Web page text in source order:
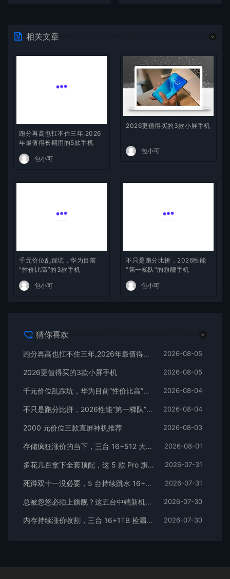
相关文章
跑分再高也扛不住三年,2026
年最值得长期用的5款手机
2026更值得买的3款小屏手机
包小可
包小可 包小可
2026-08-05
2026更值得买的3款小屏手机 2026-08-05
2026-08-04
不只是跑分比拼，2026性能“第一梯队”的旗舰手机 2026-08-04
2000 元价位三款直屏神机推荐 2026-08-03
2026-08-01
多花几百拿下全套顶配，这 5 款 Pro 旗舰，一步到位用好多年 2026-07-31
死蹲双十一没必要，5 台持续跳水 16+512 机型，一步稳用五年 2026-07-31
总被忽悠必须上旗舰？这五台中端新机，踏踏实实流畅五年 2026-07-30
内存持续涨价收割，三台 16+1TB 捡漏神机，安稳流畅用五年 2026-07-30